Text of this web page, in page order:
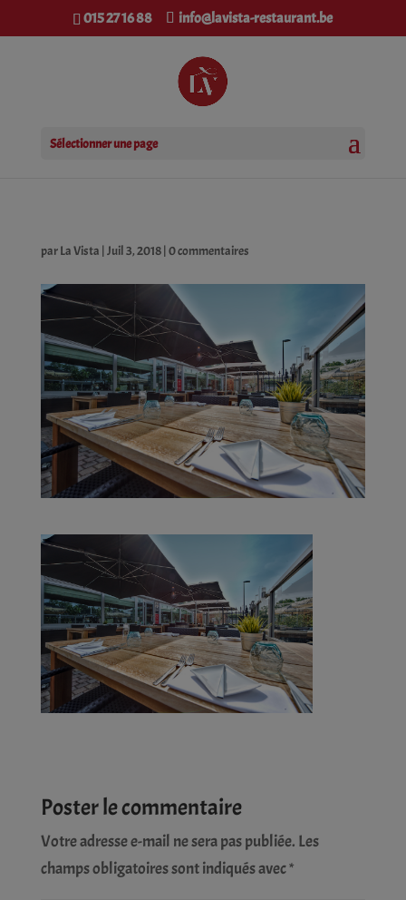
015 27 16 88 info@lavista-restaurant.be
Sélectionner une page
parLa Vista | Juil 3, 2018| 0 commentaires
Poster le commentaire
Votre adresse e-mail ne sera pas publiée. Les
champs obligatoires sont indiqués avec*
modal-check